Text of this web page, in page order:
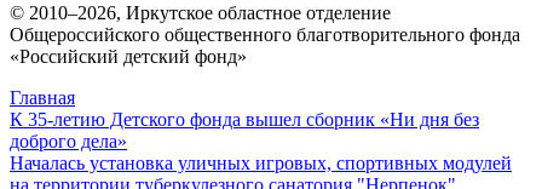
© 2010–2026, Иркутское областное отделение
Общероссийского общественного благотворительного фонда
«Российский детский фонд»
Главная
К 35-летию Детского фонда вышел сборник «Ни дня без
доброго дела»
Началась установка уличных игровых, спортивных модулей
на территории туберкулезного санатория "Нерпенок"